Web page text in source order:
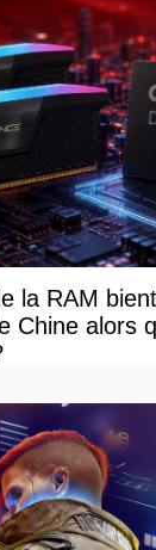
la RAM
Chine alors